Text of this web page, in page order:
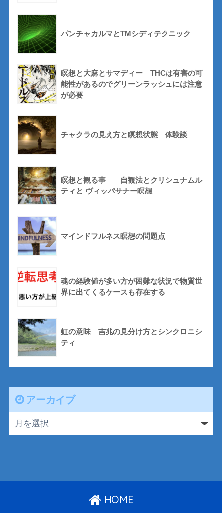
パンチャカルマとTMシディテクニック
瞑想と大麻とサマディー THCは有害の可
能性があるのでグリーンラッシュには注意
が必要
チャクラの見え方と瞑想状態 体験談
瞑想と観る事 自観法とクリシュナムル
ティと ヴィッパサナー瞑想
マインドフルネス瞑想の問題点
魂の経験値が多い方が困難な状況で物質世
界に出てくるケースも存在する
虹の意味 吉兆の見分け方とシンクロニシ
ティ
アーカイブ
HOME